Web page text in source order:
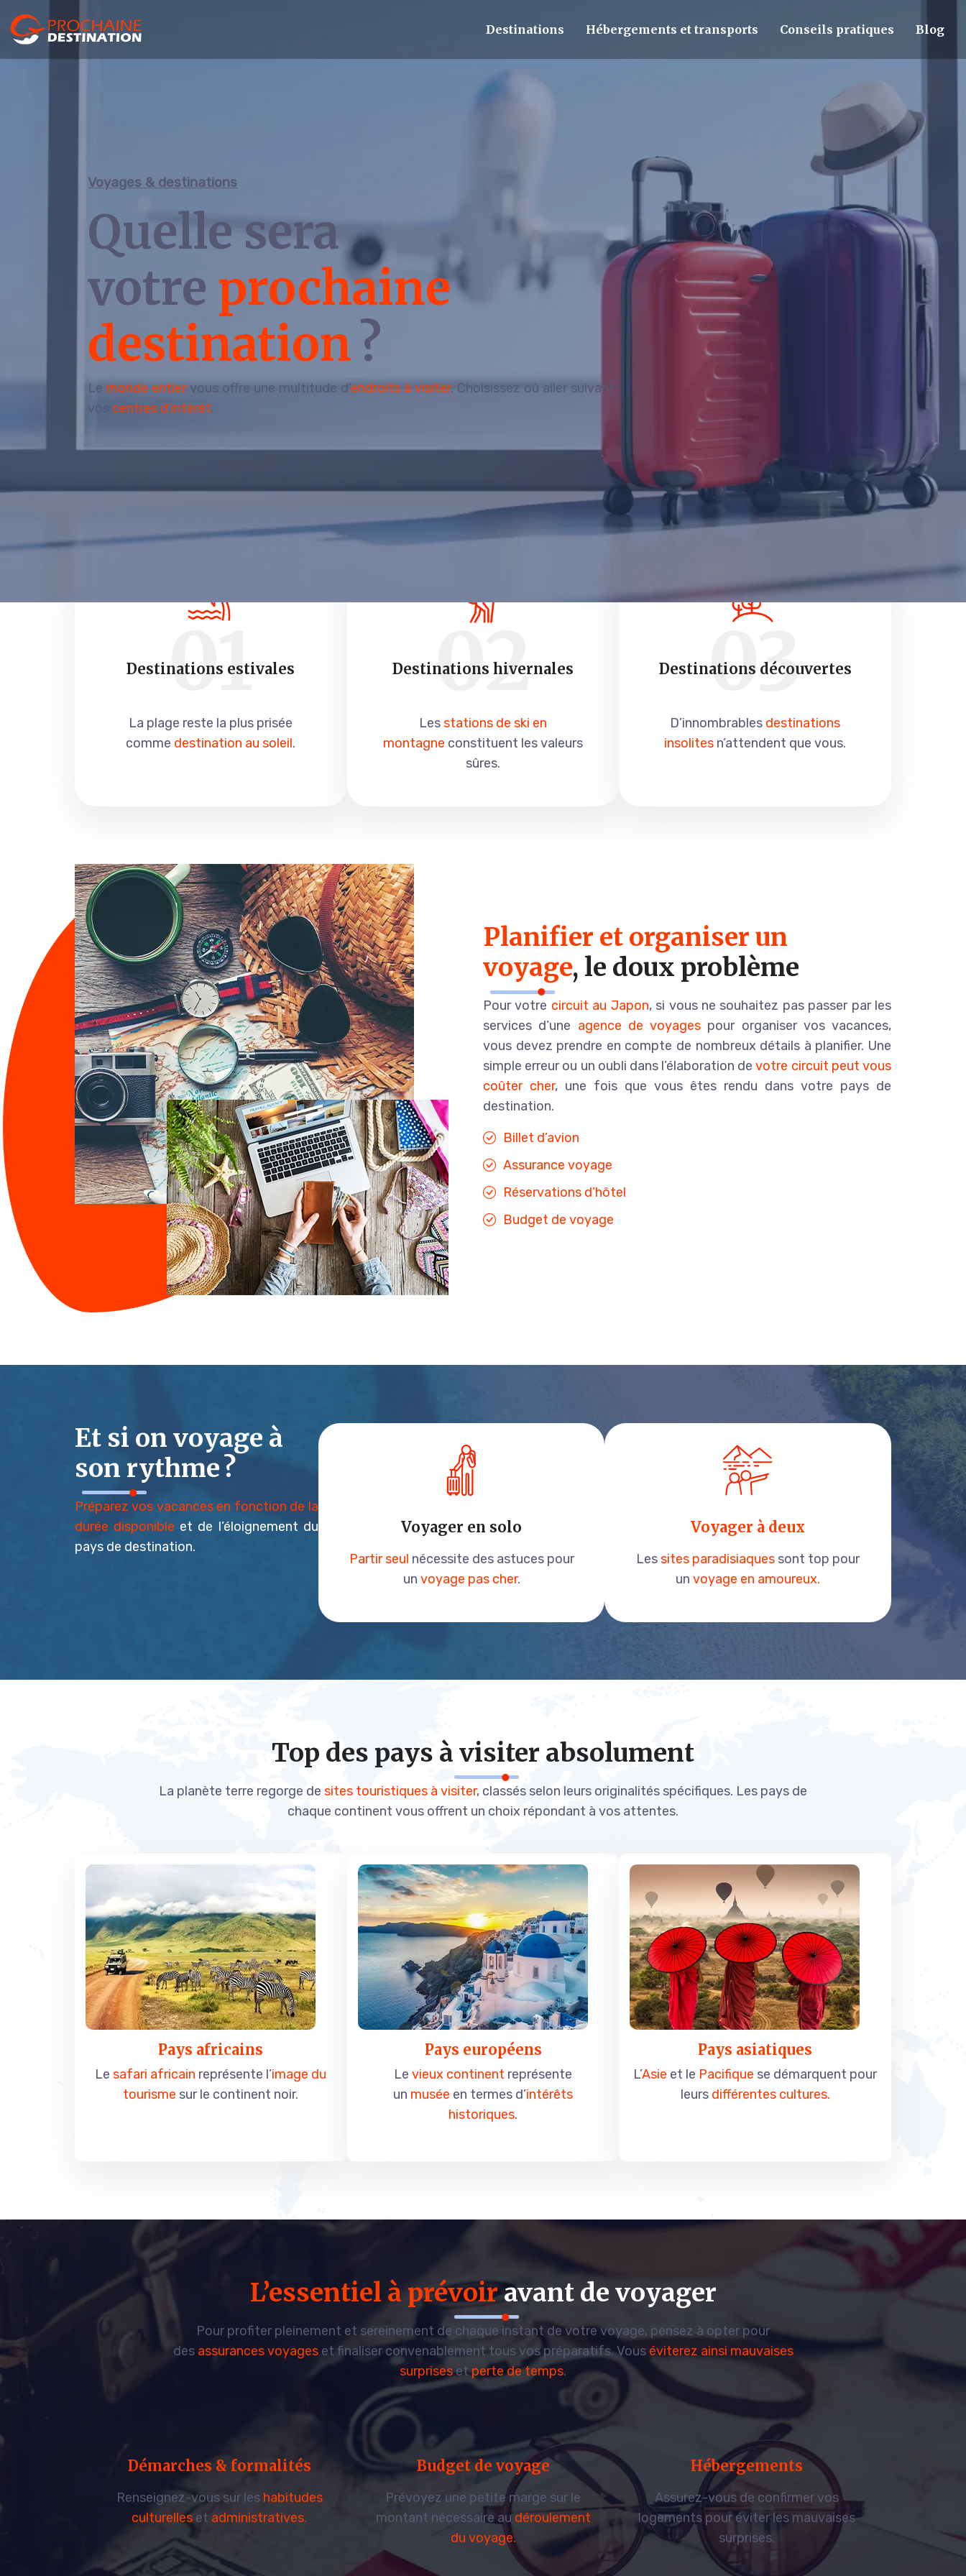
Destinations Hébergements et transports Conseils pratiques Blog
Voyages & destinations
Quelle sera
votre prochaine
destination ?
Le monde entiervous offre une multitude d’endroits à visiter. Choisissez où aller suivant
vos centres d’intérêt.
Destinations estivales
01
La plage reste la plus prisée
comme destination au soleil.
Destinations hivernales
02
Lesstations de ski en
montagne constituent les valeurs
sûres.
Destinations découvertes
03
D’innombrables destinations
insolites n’attendent que vous.
Planifier et organiser un
voyage, le doux problème
Pour votre circuit au Japon, si vous ne souhaitez pas passer par les
services d’une agence de voyages pour organiser vos vacances,
vous devez prendre en compte de nombreux détails à planifier. Une
simple erreur ou un oubli dans l’élaboration devotre circuit peut vous
coûter cher, une fois que vous êtes rendu dans votre pays de
destination.
Billet d’avion
Assurance voyage
Réservations d’hôtel
Budget de voyage
Et si on voyage à
son rythme ?
Préparez vos vacances en fonction de la
durée disponible et de l’éloignement du
pays de destination.
Voyager en solo
Partir seul nécessite des astuces pour
un voyage pas cher.
Voyager à deux
Lessites paradisiaques sont top pour
un voyage en amoureux.
Top des pays à visiter absolument
La planète terre regorge de sites touristiques à visiter, classés selon leurs originalités spécifiques. Les pays de
chaque continent vous offrent un choix répondant à vos attentes.
Pays africains
Lesafari africain représente l’image du
tourisme sur le continent noir.
Pays européens
Le vieux continent représente
un musée en termes d’intérêts
historiques.
Pays asiatiques
L’Asie et le Pacifique se démarquent pour
leursdifférentes cultures.
L’essentiel à prévoiravant de voyager
Pour profiter pleinement et sereinement de chaque instant de votre voyage, pensez à opter pour
des assurances voyageset finaliser convenablement tous vos préparatifs. Vous éviterez ainsi mauvaises
surprisesetperte de temps.
Démarches & formalités
Renseignez-vous sur les habitudes
culturelles et administratives.
Budget de voyage
Prévoyez une petite marge sur le
montant nécessaire audéroulement
du voyage.
Hébergements
Assurez-vous de confirmer vos
logements pour éviter les mauvaises
surprises.